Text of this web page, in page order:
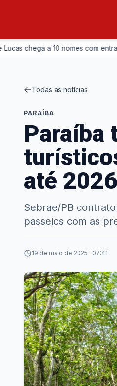
a 10 nomes com entrada da
Todas as notícias
PARAÍBA
Paraíba
até 2026
Sebrae/PB
passeios com as
19 de maio de 2025 · 07:41